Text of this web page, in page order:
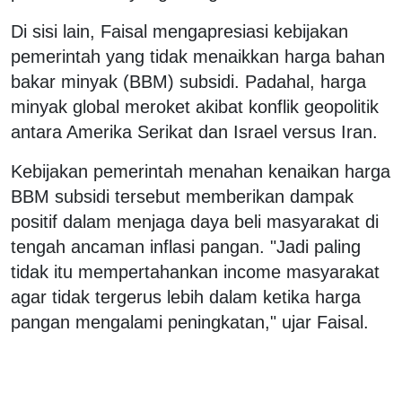
Di sisi lain, Faisal mengapresiasi kebijakan
pemerintah yang tidak menaikkan harga bahan
bakar minyak (BBM) subsidi. Padahal, harga
minyak global meroket akibat konflik geopolitik
antara Amerika Serikat dan Israel versus Iran.
Kebijakan pemerintah menahan kenaikan harga
BBM subsidi tersebut memberikan dampak
positif dalam menjaga daya beli masyarakat di
tengah ancaman inflasi pangan. "Jadi paling
tidak itu mempertahankan income masyarakat
agar tidak tergerus lebih dalam ketika harga
pangan mengalami peningkatan," ujar Faisal.